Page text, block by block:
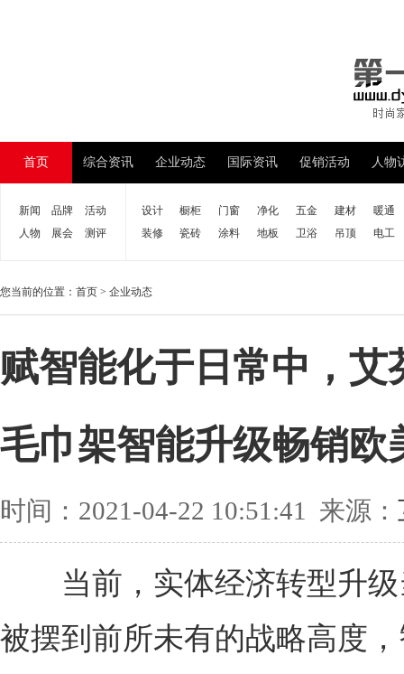
首页 综合资讯 企业动态 国际资讯 促销活动 人物
新闻 品牌
活动
人物
展会 测评
设计 橱柜 门窗 净化 五金 建材
暖通
装修
瓷砖 涂料 地板 卫浴 吊顶 电工
您当前的位置： 首页 > 企业动态
赋智能化于日常中，艾
毛巾架智能升级畅销欧
时间：2021-04-22 10:51:41 来源：
当前，实体经济转型升级
被摆到前所未有的战略高度